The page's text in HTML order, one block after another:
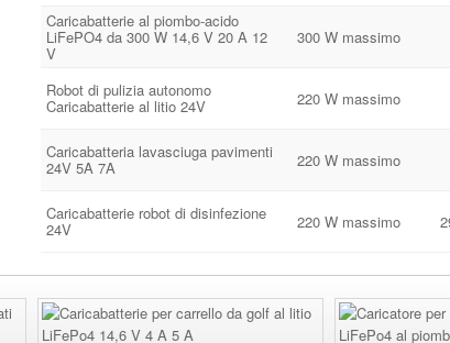
Caricabatterie al piombo-acido
LiFePO4 da 300 W 14,6 V 20 A 12
V
300 W massimo
Robot di pulizia autonomo
Caricabatterie al litio 24V 220 W massimo
Caricabatteria lavasciuga pavimenti
24V 5A 7A 220 W massimo
Caricabatterie robot di disinfezione
24V 220 W massimo